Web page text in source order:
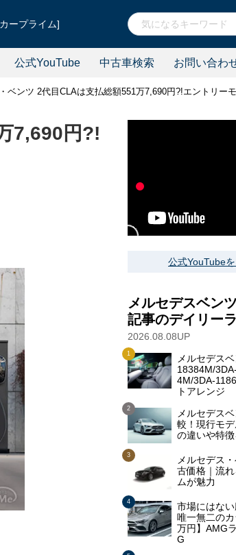
ープライム]
公式YouTube 中古車検索 お問い合わ
ベンツ 2代目CLAは支払総額551万7,690円?!エントリー
7,690円?!
公式YouTube
メルセデスベン
記事のデイリー
2026.08.08UP
メルセデス
18384M/
4M/3DA-
トアレンジ
メルセデス
較！現行モ
の違いや特
メルセデス
古価格｜流
ムが魅力
市場にはな
唯一無二の
万円】AMG
G